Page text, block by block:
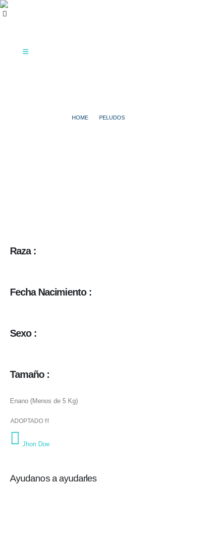
HOME PELUDOS
Raza :
Fecha Nacimiento :
Sexo :
Tamaño :
Enano (Menos de 5 Kg)
ADOPTADO !!!
Jhon Doe
Ayudanos a ayudarles